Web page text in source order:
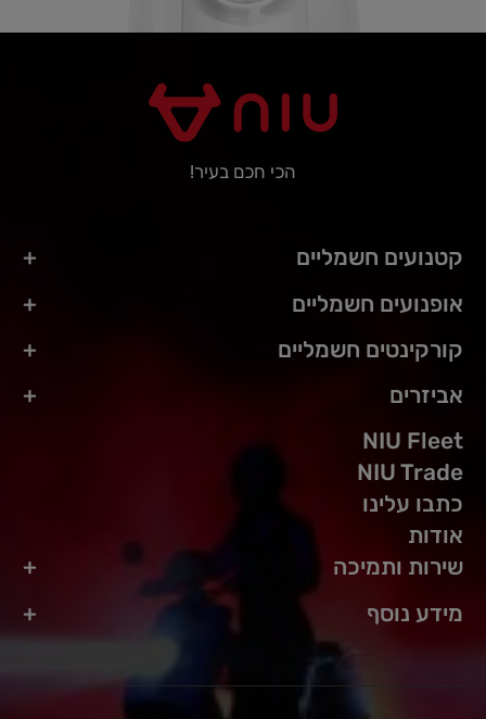
הכי חכם בעיר!
קטנועים חשמליים
אופנועים חשמליים
קורקינטים חשמליים
אביזרים
NIU Fleet
NIU Trade
כתבו עלינו
אודות
שירות ותמיכה
מידע נוסף